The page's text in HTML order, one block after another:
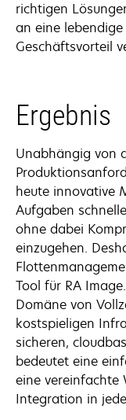
richtigen
an eine
Geschäftsvorteil
Ergebnis
Unabhängig von
heute innovative
Aufgaben
ohne dabei
einzugehen.
Tool für RA
Domäne von
kostspieligen
sicheren,
bedeutet eine
eine vereinfachte
Integration in